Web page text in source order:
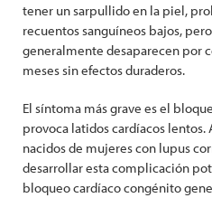
tener un sarpullido en la piel,
recuentos sanguíneos bajos,
generalmente desaparecen por
meses sin efectos duraderos.
El síntoma más grave es el
provoca latidos cardíacos lentos.
nacidos de mujeres con lupus
desarrollar esta complicación
bloqueo cardíaco congénito